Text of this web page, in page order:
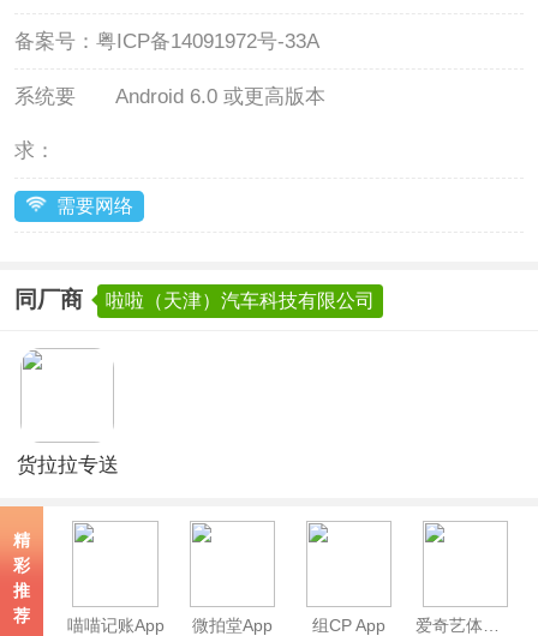
备案号： 粤ICP备14091972号-33A
系统要
求：
Android 6.0 或更高版本
需要网络
同厂商 啦啦（天津）汽车科技有限公司
货拉拉专送
精
彩
推
荐
喵喵记账App 微拍堂App 组CP App